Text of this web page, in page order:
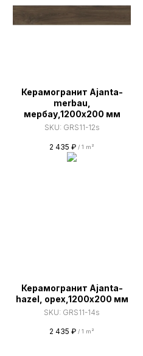
Керамогранит Ajanta-
merbau,
мербау,1200х200 мм
SKU: GRS11-12s
2 435 ₽ / 1 m²
Керамогранит Ajanta-
hazel, орех,1200х200 мм
SKU: GRS11-14s
2 435 ₽ / 1 m²